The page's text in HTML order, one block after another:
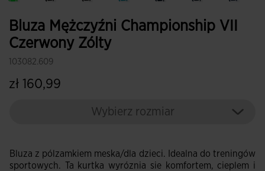
Bluza Mężczyźni Championship VII
Czerwony Zólty
103082.609
zł 160,99
Wybierz rozmiar
Bluza z pólzamkiem meska/dla dzieci. Idealna do treningów
sportowych. Ta kurtka wyróznia sie komfortem, cieplem i